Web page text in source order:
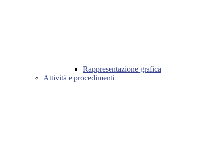
Rappresentazione grafica
Attività e procedimenti